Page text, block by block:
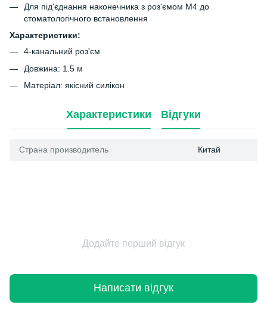
Для під'єднання наконечника з роз'ємом M4 до
стоматологічного встановлення
Характеристики:
4-канальний роз'єм
Довжина: 1.5 м
Матеріал: якісний силікон
Характеристики Відгуки
Страна производитель Китай
Додайте перший відгук
Написати відгук